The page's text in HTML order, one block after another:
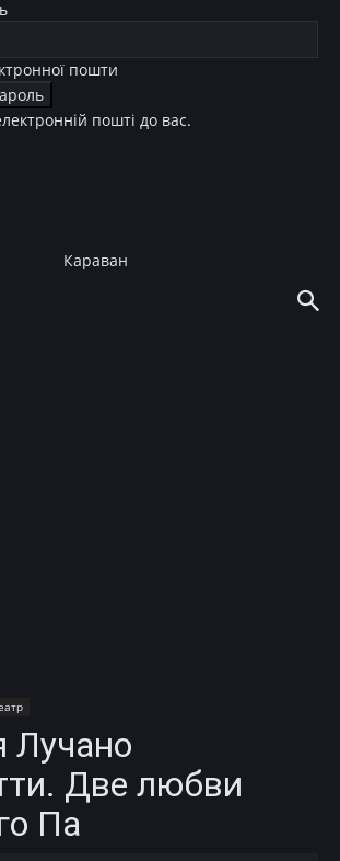
пошти
пошті до вас.
Караван
Лучано
Две любви
Па